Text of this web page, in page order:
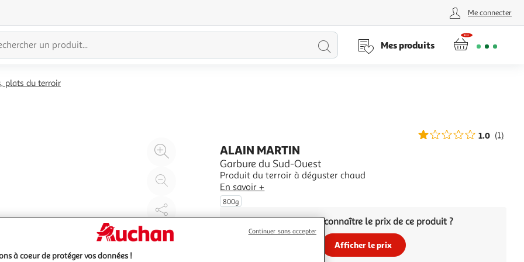
Me connecter
Lancer
Mes produits
plats du terroir
Agrandir
l'illustration
l'illustration
100
%
Partager
le
produit
1.0 (1)
ALAIN MARTIN
Garbure du Sud-Ouest
Produit du terroir à déguster chaud
En savoir +
800g
Vous voulez connaître le prix de ce produit ?
Afficher le prix
à coeur de protéger vos données !
Continuer sans accepter